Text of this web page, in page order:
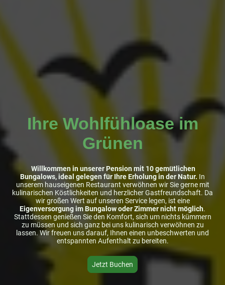
Ihre Wohlfühloase im
Grünen
Willkommen in unserer Pension mit 10 gemütlichen
Bungalows, ideal gelegen für Ihre Erholung in der Natur. In
unserem hauseigenen Restaurant verwöhnen wir Sie gerne mit
kulinarischen Köstlichkeiten und herzlicher Gastfreundschaft. Da
wir großen Wert auf unseren Service legen, ist eine
Eigenversorgung im Bungalow oder Zimmer nicht möglich.
Stattdessen genießen Sie den Komfort, sich um nichts kümmern
zu müssen und sich ganz bei uns kulinarisch verwöhnen zu
lassen. Wir freuen uns darauf, Ihnen einen unbeschwerten und
entspannten Aufenthalt zu bereiten.
Jetzt Buchen